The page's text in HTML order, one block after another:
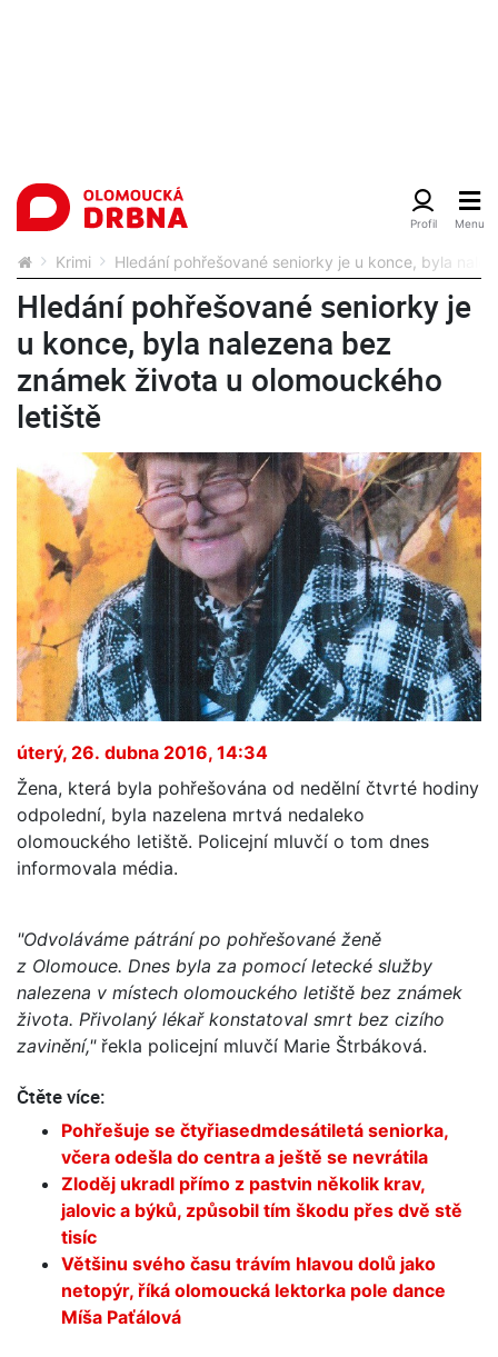
Krimi Hledání pohřešované seniorky je u konce, byla
Hledání pohřešované seniorky je
u konce, byla nalezena bez
známek života u olomouckého
letiště
úterý, 26. dubna 2016, 14:34
Žena, která byla pohřešována od nedělní čtvrté hodiny
odpolední, byla nazelena mrtvá nedaleko
olomouckého letiště. Policejní mluvčí o tom dnes
informovala média.
"Odvoláváme pátrání po pohřešované ženě
z Olomouce. Dnes byla za pomocí letecké služby
nalezena v místech olomouckého letiště bez známek
života. Přivolaný lékař konstatoval smrt bez cizího
zavinění,"řekla policejní mluvčí Marie Štrbáková.
Čtěte více:
Pohřešuje se čtyřiasedmdesátiletá seniorka,
včera odešla do centra a ještě se nevrátila
Zloděj ukradl přímo z pastvin několik krav,
jalovic a býků, způsobil tím škodu přes dvě stě
tisíc
Většinu svého času trávím hlavou dolů jako
netopýr, říká olomoucká lektorka pole dance
Míša Paťálová